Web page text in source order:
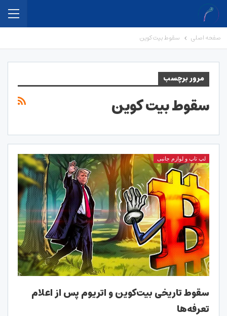
صفحه اصلی سقوط بیت کوین
مرور برچسب
سقوط بیت کوین
لپ تاپ و لوازم جانبی
سقوط تاریخی بیت‌کوین و اتریوم پس از اعلام
تعرفه‌ها